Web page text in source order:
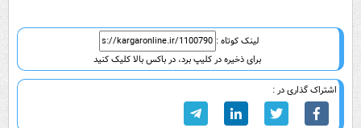
لینک کوتاه :
برای ذخیره در کلیپ برد، در باکس بالا کلیک کنید
اشتراک گذاری در :